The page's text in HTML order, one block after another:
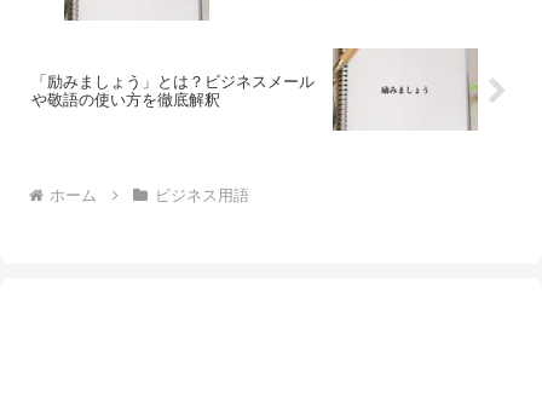
「励みましょう」とは？ビジネスメール
や敬語の使い方を徹底解釈
ホーム ビジネス用語